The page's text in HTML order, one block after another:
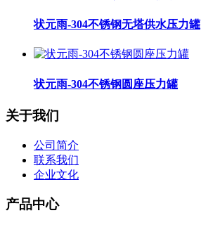
状元雨-304不锈钢无塔供水压力罐
状元雨-304不锈钢圆座压力罐
关于我们
公司简介
联系我们
企业文化
产品中心